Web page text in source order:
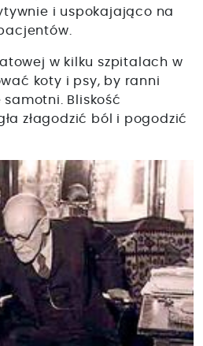
i uspokajająco na
w kilku szpitalach w
koty i psy, by ranni
samotni. Bliskość
złagodzić ból i pogodzić